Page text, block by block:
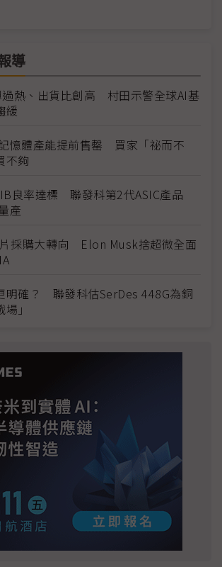
導
過熱、出貨比創高 村田示警全球AI基
緩
憶體產能提前售罄 買家「祕而不
不夠
良率達標 聯發科第2代ASIC產品
產
採購大轉向 Elon Musk捨超微全面
明確？ 聯發科估SerDes 448G為銅
」